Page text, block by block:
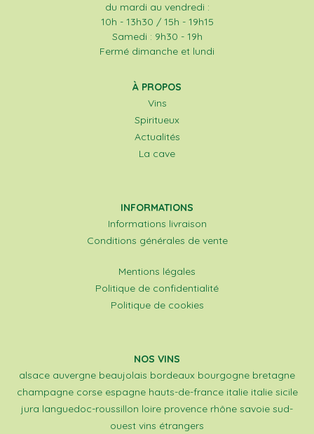
du mardi au vendredi :
10h - 13h30 / 15h - 19h15
Samedi : 9h30 - 19h
Fermé dimanche et lundi
À PROPOS
Vins
Spiritueux
Actualités
La cave
INFORMATIONS
Informations livraison
Conditions générales de vente
Mentions légales
Politique de confidentialité
Politique de cookies
NOS VINS
alsace auvergne beaujolais bordeaux bourgogne bretagne
champagne corse espagne hauts-de-france italie italie sicile
jura languedoc-roussillon loire provence rhône savoie sud-
ouest vins étrangers